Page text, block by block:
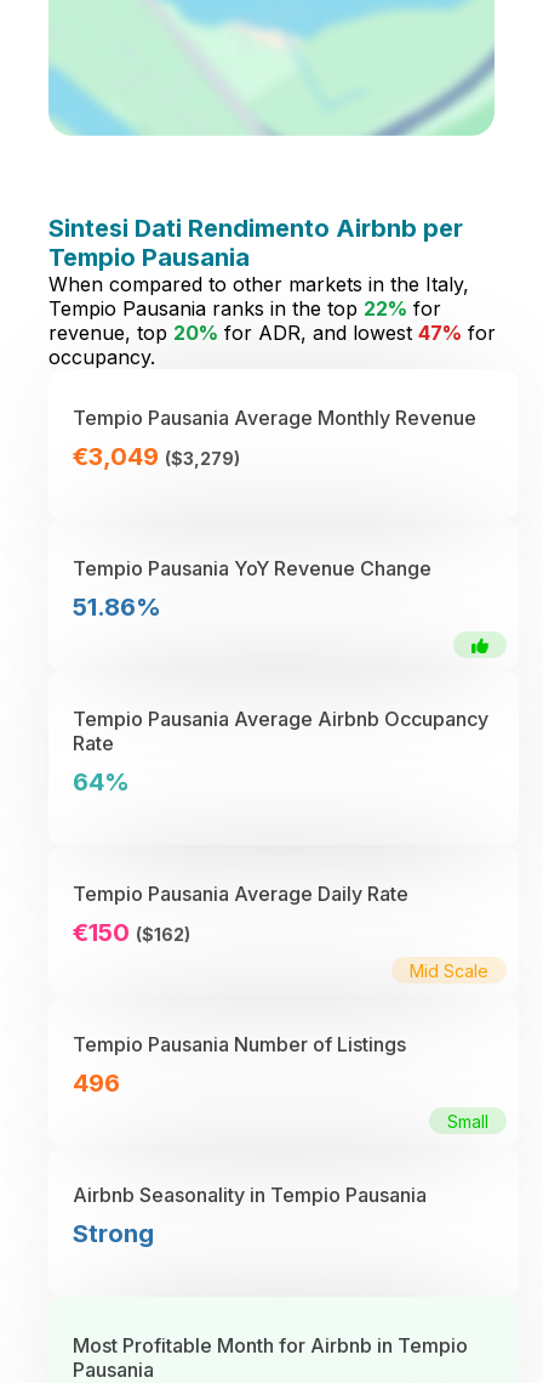
Sintesi Dati Rendimento Airbnb per
Tempio Pausania
When compared to other markets in the Italy,
Tempio Pausania ranks in the top 22% for
revenue, top 20% for ADR, and lowest 47% for
occupancy.
Tempio Pausania Average Monthly Revenue
€3,049 ($3,279)
Tempio Pausania YoY Revenue Change
51.86%
Tempio Pausania Average Airbnb Occupancy
Rate
64%
Tempio Pausania Average Daily Rate
€150 ($162)
Mid Scale
Tempio Pausania Number of Listings
496
Small
Airbnb Seasonality in Tempio Pausania
Strong
Most Profitable Month for Airbnb in Tempio
Pausania